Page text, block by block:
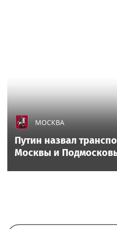
МОСКВА
Путин назвал
Москвы и